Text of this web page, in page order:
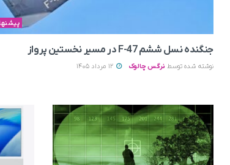
جنگنده نسل ششم F-47 در مسیر نخستین پرواز
نوشته شده توسط نرگس چالوک